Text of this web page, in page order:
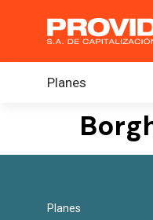
Planes
Planes